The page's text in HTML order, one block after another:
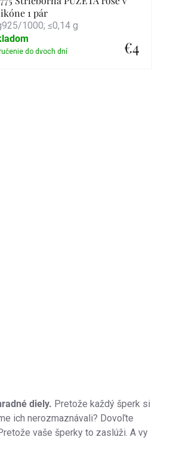
1 pár
1000; ≤0,14 g
€4
diely. Pretože každý šperk si
ich nerozmaznávali? Dovoľte
vaše šperky to zaslúži. A vy